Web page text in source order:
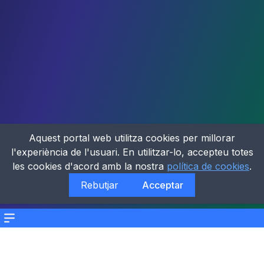
Menu
Aquest portal web utilitza cookies per millorar
l'experiència de l'usuari. En utilitzar-lo, accepteu totes
les cookies d'acord amb la nostra política de cookies.
Rebutjar
Acceptar